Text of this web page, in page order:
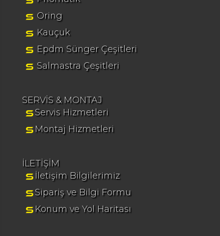
Oring
Kauçuk
Epdm Sünger Çeşitleri
Salmastra Çeşitleri
SERVİS & MONTAJ
Servis Hizmetleri
Montaj Hizmetleri
İLETİŞİM
İletişim Bilgilerimiz
Sipariş ve Bilgi Formu
Konum ve Yol Haritası